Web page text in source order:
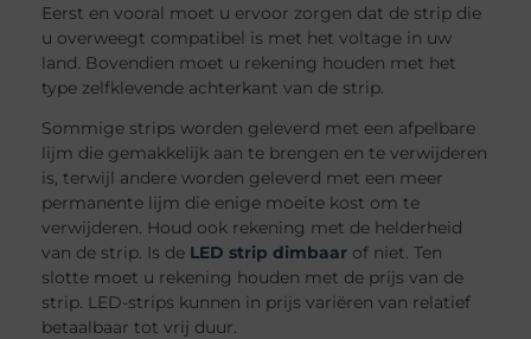
Eerst en vooral moet u ervoor zorgen dat de strip die
u overweegt compatibel is met het voltage in uw
land. Bovendien moet u rekening houden met het
type zelfklevende achterkant van de strip.
Sommige strips worden geleverd met een afpelbare
lijm die gemakkelijk aan te brengen en te verwijderen
is, terwijl andere worden geleverd met een meer
permanente lijm die enige moeite kost om te
verwijderen. Houd ook rekening met de helderheid
van de strip. Is de LED strip dimbaar of niet. Ten
slotte moet u rekening houden met de prijs van de
strip. LED-strips kunnen in prijs variëren van relatief
betaalbaar tot vrij duur.